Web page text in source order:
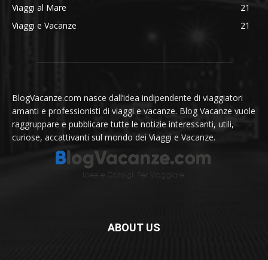
Viaggi al Mare
21
Viaggi e Vacanze
21
BlogVacanze.com nasce dall’idea indipendente di viaggiatori
amanti e professionisti di viaggi e vacanze. Blog Vacanze vuole
raggruppare e pubblicare tutte le notizie interessanti, utili,
curiose, accattivanti sul mondo dei Viaggi e Vacanze.
ABOUT US